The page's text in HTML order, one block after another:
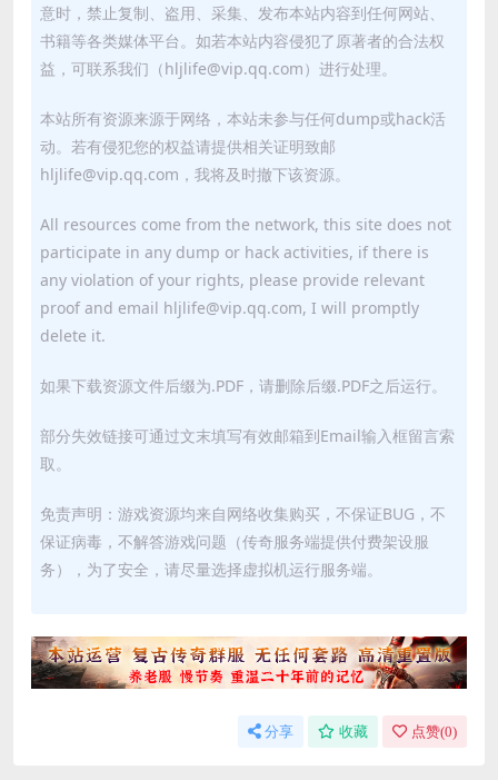
意时，禁止复制、盗用、采集、发布本站内容到任何网站、
书籍等各类媒体平台。如若本站内容侵犯了原著者的合法权
益，可联系我们（hljlife@vip.qq.com）进行处理。
本站所有资源来源于网络，本站未参与任何dump或hack活
动。若有侵犯您的权益请提供相关证明致邮
hljlife@vip.qq.com，我将及时撤下该资源。
All resources come from the network, this site does not
participate in any dump or hack activities, if there is
any violation of your rights, please provide relevant
proof and email hljlife@vip.qq.com, I will promptly
delete it.
如果下载资源文件后缀为.PDF，请删除后缀.PDF之后运行。
部分失效链接可通过文末填写有效邮箱到Email输入框留言索
取。
免责声明：游戏资源均来自网络收集购买，不保证BUG，不
保证病毒，不解答游戏问题（传奇服务端提供付费架设服
务），为了安全，请尽量选择虚拟机运行服务端。
分享 收藏 点赞(0)